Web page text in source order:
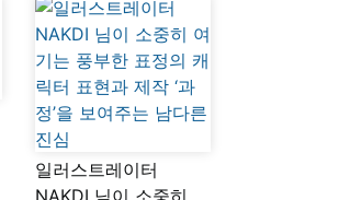
일러스트레이터
NAKDI 님이 소중히